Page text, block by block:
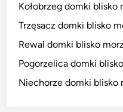
Kołobrzeg domki blisko
Trzęsacz domki blisko
Rewal domki blisko
Pogorzelica domki
Niechorze domki blisko